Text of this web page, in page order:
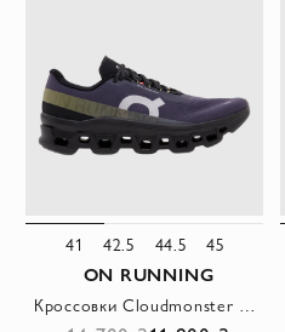
41 42.5 44.5 45
ON RUNNING
Кроссовки Cloudmonster 1 повседневные c амортизирующей системой CloudTec